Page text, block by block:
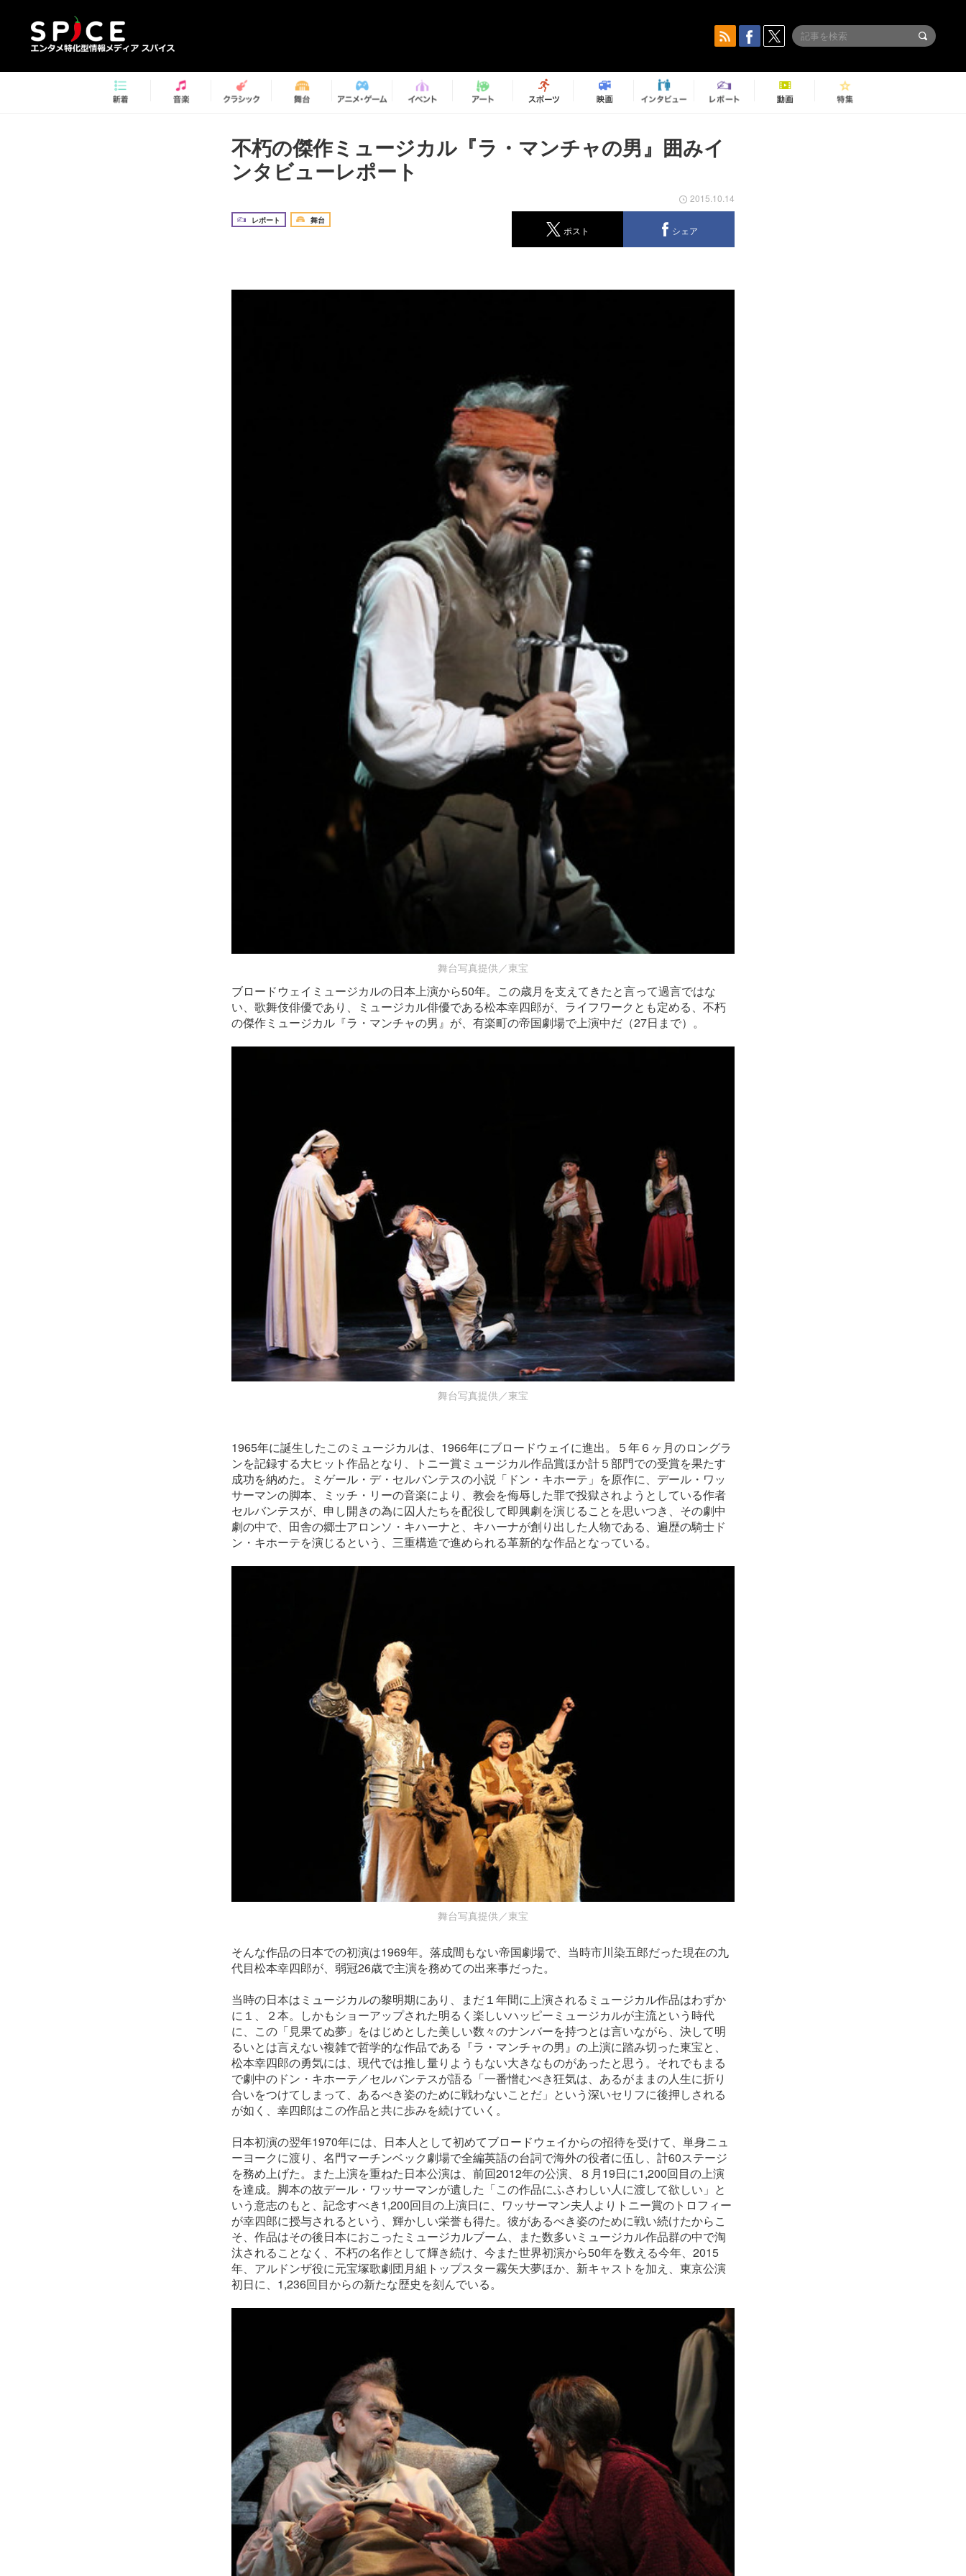
不朽の傑作ミュージカル『ラ・マンチャの男』囲みイ
ンタビューレポート
レポート 舞台
2015.10.14
ポスト シェア
舞台写真提供／東宝
ブロードウェイミュージカルの日本上演から50年。この歳月を支えてきたと言って過言ではな
い、歌舞伎俳優であり、ミュージカル俳優である松本幸四郎が、ライフワークとも定める、不朽
の傑作ミュージカル『ラ・マンチャの男』が、有楽町の帝国劇場で上演中だ（27日まで）。
舞台写真提供／東宝
1965年に誕生したこのミュージカルは、1966年にブロードウェイに進出。５年６ヶ月のロングラ
ンを記録する大ヒット作品となり、トニー賞ミュージカル作品賞ほか計５部門での受賞を果たす
成功を納めた。ミゲール・デ・セルバンテスの小説「ドン・キホーテ」を原作に、デール・ワッ
サーマンの脚本、ミッチ・リーの音楽により、教会を侮辱した罪で投獄されようとしている作者
セルバンテスが、申し開きの為に囚人たちを配役して即興劇を演じることを思いつき、その劇中
劇の中で、田舎の郷士アロンソ・キハーナと、キハーナが創り出した人物である、遍歴の騎士ド
ン・キホーテを演じるという、三重構造で進められる革新的な作品となっている。
舞台写真提供／東宝
そんな作品の日本での初演は1969年。落成間もない帝国劇場で、当時市川染五郎だった現在の九
代目松本幸四郎が、弱冠26歳で主演を務めての出来事だった。
当時の日本はミュージカルの黎明期にあり、まだ１年間に上演されるミュージカル作品はわずか
に１、２本。しかもショーアップされた明るく楽しいハッピーミュージカルが主流という時代
に、この「見果てぬ夢」をはじめとした美しい数々のナンバーを持つとは言いながら、決して明
るいとは言えない複雑で哲学的な作品である『ラ・マンチャの男』の上演に踏み切った東宝と、
松本幸四郎の勇気には、現代では推し量りようもない大きなものがあったと思う。それでもまる
で劇中のドン・キホーテ／セルバンテスが語る「一番憎むべき狂気は、あるがままの人生に折り
合いをつけてしまって、あるべき姿のために戦わないことだ」という深いセリフに後押しされる
が如く、幸四郎はこの作品と共に歩みを続けていく。
日本初演の翌年1970年には、日本人として初めてブロードウェイからの招待を受けて、単身ニュ
ーヨークに渡り、名門マーチンベック劇場で全編英語の台詞で海外の役者に伍し、計60ステージ
を務め上げた。また上演を重ねた日本公演は、前回2012年の公演、８月19日に1,200回目の上演
を達成。脚本の故デール・ワッサーマンが遺した「この作品にふさわしい人に渡して欲しい」と
いう意志のもと、記念すべき1,200回目の上演日に、ワッサーマン夫人よりトニー賞のトロフィー
が幸四郎に授与されるという、輝かしい栄誉も得た。彼があるべき姿のために戦い続けたからこ
そ、作品はその後日本におこったミュージカルブーム、また数多いミュージカル作品群の中で淘
汰されることなく、不朽の名作として輝き続け、今また世界初演から50年を数える今年、2015
年、アルドンザ役に元宝塚歌劇団月組トップスター霧矢大夢ほか、新キャストを加え、東京公演
初日に、1,236回目からの新たな歴史を刻んでいる。